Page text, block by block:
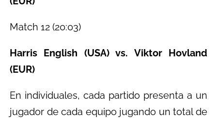
Match 12 (20:03)
Harris English (USA) vs. Viktor Hovland
(EUR)
En individuales, cada partido presenta a un
jugador de cada equipo jugando un total de